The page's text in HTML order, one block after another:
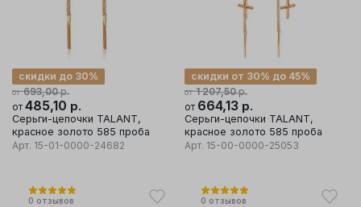
от 693,00р.
скидки до 30%
от 485,10 р.
Серьги-цепочки TALANT,
красное золото 585 проба
Арт. 15-01-0000-24682
от 1 207,50р.
скидки от 30% до 45%
от 664,13 р.
Серьги-цепочки TALANT,
красное золото 585 проба
Арт. 15-00-0000-25053
0 отзывов 0 отзывов